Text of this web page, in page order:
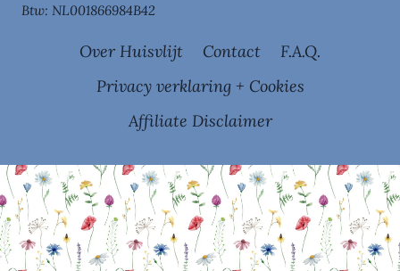
Btw: NL001866984B42
Over Huisvlijt Contact
F.A.Q.
Privacy verklaring + Cookies
Affiliate Disclaimer